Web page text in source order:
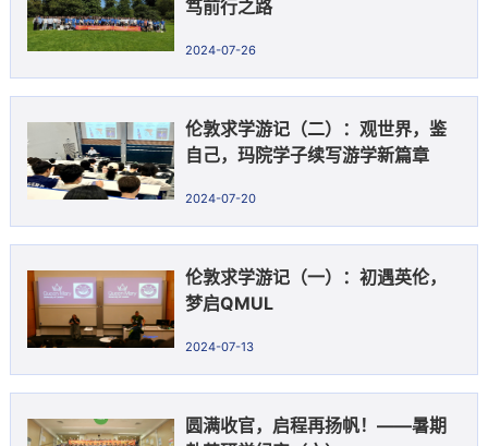
笃前行之路
2024-07-26
伦敦求学游记（二）：观世界，鉴
自己，玛院学子续写游学新篇章
2024-07-20
伦敦求学游记（一）：初遇英伦，
梦启QMUL
2024-07-13
圆满收官，启程再扬帆！——暑期